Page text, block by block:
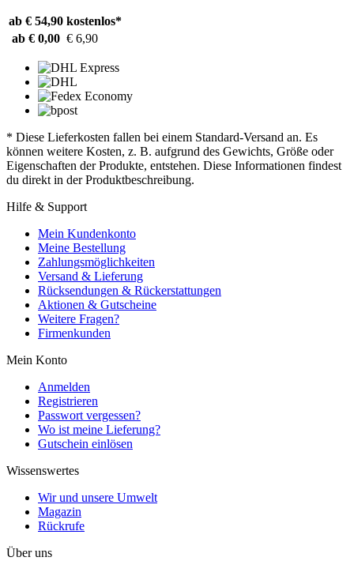
ab € 54,90 kostenlos*
ab € 0,00 € 6,90
* Diese Lieferkosten fallen bei einem Standard-Versand an. Es
können weitere Kosten, z. B. aufgrund des Gewichts, Größe oder
Eigenschaften der Produkte, entstehen. Diese Informationen findest
du direkt in der Produktbeschreibung.
Hilfe & Support
Mein Kundenkonto
Meine Bestellung
Zahlungsmöglichkeiten
Versand & Lieferung
Rücksendungen & Rückerstattungen
Aktionen & Gutscheine
Weitere Fragen?
Firmenkunden
Mein Konto
Anmelden
Registrieren
Passwort vergessen?
Wo ist meine Lieferung?
Gutschein einlösen
Wissenswertes
Wir und unsere Umwelt
Magazin
Rückrufe
Über uns